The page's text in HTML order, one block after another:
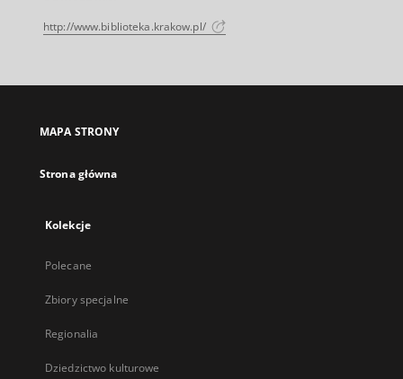
http://www.biblioteka.krakow.pl/
MAPA STRONY
Strona główna
Kolekcje
Polecane
Zbiory specjalne
Regionalia
Dziedzictwo kulturowe